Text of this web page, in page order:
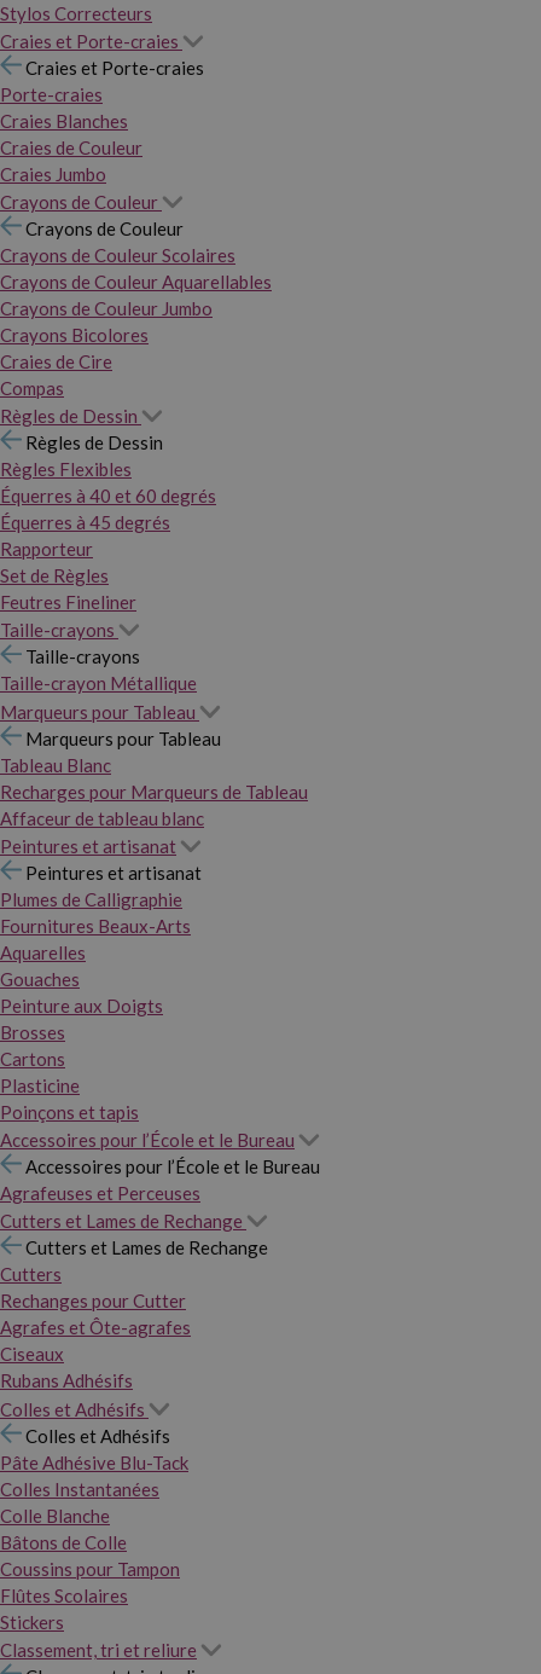
Stylos Correcteurs
Craies et Porte-craies
Craies et Porte-craies
Porte-craies
Craies Blanches
Craies de Couleur
Craies Jumbo
Crayons de Couleur
Crayons de Couleur
Crayons de Couleur Scolaires
Crayons de Couleur Aquarellables
Crayons de Couleur Jumbo
Crayons Bicolores
Craies de Cire
Compas
Règles de Dessin
Règles de Dessin
Règles Flexibles
Équerres à 40 et 60 degrés
Équerres à 45 degrés
Rapporteur
Set de Règles
Feutres Fineliner
Taille-crayons
Taille-crayons
Taille-crayon Métallique
Marqueurs pour Tableau
Marqueurs pour Tableau
Tableau Blanc
Recharges pour Marqueurs de Tableau
Affaceur de tableau blanc
Peintures et artisanat
Peintures et artisanat
Plumes de Calligraphie
Fournitures Beaux-Arts
Aquarelles
Gouaches
Peinture aux Doigts
Brosses
Cartons
Plasticine
Poinçons et tapis
Accessoires pour l’École et le Bureau
Accessoires pour l’École et le Bureau
Agrafeuses et Perceuses
Cutters et Lames de Rechange
Cutters et Lames de Rechange
Cutters
Rechanges pour Cutter
Agrafes et Ôte-agrafes
Ciseaux
Rubans Adhésifs
Colles et Adhésifs
Colles et Adhésifs
Pâte Adhésive Blu-Tack
Colles Instantanées
Colle Blanche
Bâtons de Colle
Coussins pour Tampon
Flûtes Scolaires
Stickers
Classement, tri et reliure